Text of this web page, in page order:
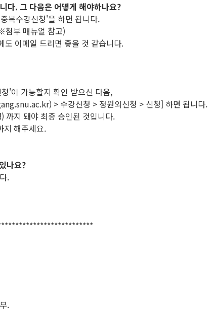
다. 그 다음은 어떻게 해야하나요?
복수강신청'을 하면 됩니다.
부 매뉴얼 참고)
이메일 드리면 좋을 것 같습니다.
'이 가능할지 확인 받으신 다음,
> 수강신청 > 정원외신청 > 신청] 하면 됩니다.
까지 돼야 최종 승인된 것입니다.
지 해주세요.
나요?
.
.